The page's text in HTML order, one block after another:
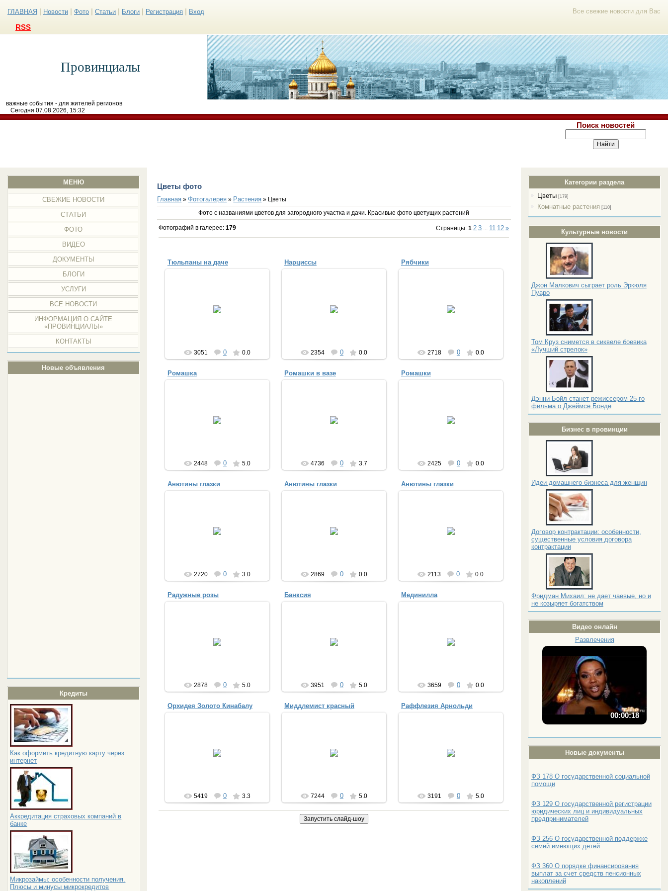
Все свежие новости для Вас
ГЛАВНАЯ Новости Фото Статьи Блоги Регистрация Вход
RSS
Провинциалы
важные события - для жителей регионов
Сегодня 07.08.2026, 15:32
Поиск новостей
МЕНЮ
СВЕЖИЕ НОВОСТИ
СТАТЬИ
ФОТО
ВИДЕО
ДОКУМЕНТЫ
БЛОГИ
УСЛУГИ
ВСЕ НОВОСТИ
ИНФОРМАЦИЯ О САЙТЕ
«ПРОВИНЦИАЛЫ»
КОНТАКТЫ
Новые объявления
Кредиты
Как оформить кредитную карту через
интернет
Аккредитация страховых компаний в
банке
Микрозаймы: особенности получения.
Плюсы и минусы микрокредитов
Категории раздела
Цветы [179]
Комнатные растения [110]
Культурные новости
Джон Малкович сыграет роль Эркюля
Пуаро
Том Круз снимется в сиквеле боевика
«Лучший стрелок»
Дэнни Бойл станет режиссером 25-го
фильма о Джеймсе Бонде
Бизнес в провинции
Идеи домашнего бизнеса для женщин
Договор контрактации: особенности,
существенные условия договора
контрактации
Фридман Михаил: не дает чаевые, но и
не козыряет богатством
Видео онлайн
Развлечения
00:00:18
Новые документы
ФЗ 178 О государственной социальной
помощи
ФЗ 129 О государственной регистрации
юридических лиц и индивидуальных
предпринимателей
ФЗ 256 О государственной поддержке
семей имеющих детей
ФЗ 360 О порядке финансирования
выплат за счет средств пенсионных
накоплений
Цветы фото
Главная »Фотогалерея » Растения » Цветы
Фото с названиями цветов для загородного участка и дачи. Красивые фото цветущих растений
Фотографий в галерее:179 Страницы:1 2 3 11 12 »
Тюльпаны на даче
3051 0 0.0
Нарциссы
2354 0 0.0
Рябчики
2718 0 0.0
Ромашка
2448 0 5.0
Ромашки в вазе
4736 0 3.7
Ромашки
2425 0 0.0
Анютины глазки
2720 0 3.0
Анютины глазки
2869 0 0.0
Анютины глазки
2113 0 0.0
Радужные розы
2878 0 5.0
Банксия
3951 0 5.0
Мединилла
3659 0 0.0
Орхидея Золото Кинабалу
5419 0 3.3
Миддлемист красный
прихотливый и редкий цветок в
7244 0 5.0
Раффлезия Арнольди
Раффлезия Арнольди - самый
большой в мире цветок
3191 0 5.0